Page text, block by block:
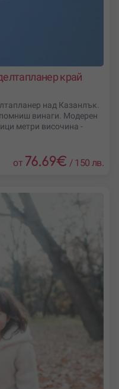
край
над Казанлък.
винаги. Модерен
метри височина -
от 76.69€ / 150 лв.